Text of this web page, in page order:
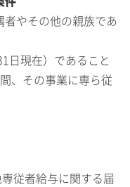
やその他の親族であ
日現在）であること
、その事業に専ら従
従者給与に関する届